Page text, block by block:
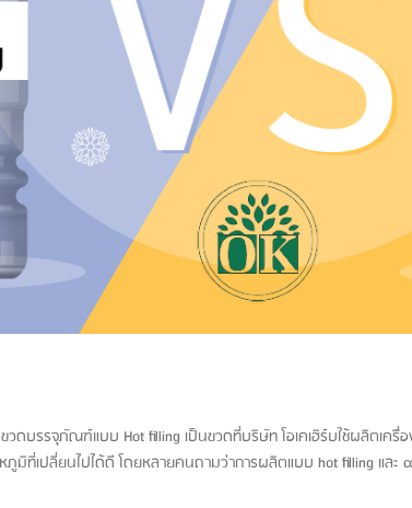
ดบรรจุภัณฑ์แบบ Hot filling เป็นขวดที่บริษัท โอเคเฮิร์บใช้ผลิตเค
เปลี่ยนไปได้ดี โดยหลายคนถามว่าการผลิตแบบ hot filling และ